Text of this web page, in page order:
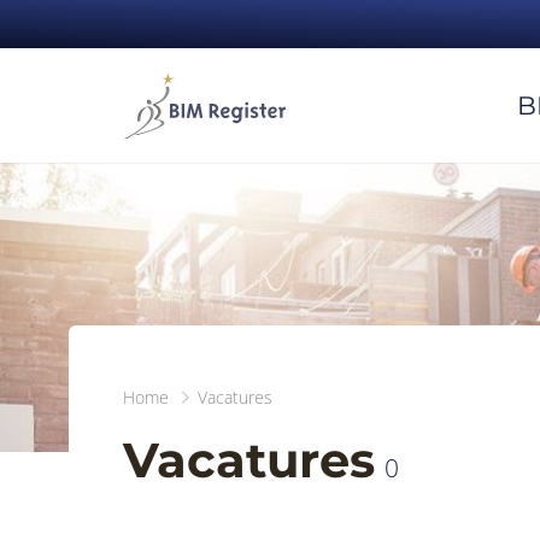
Home Vacatures
Vacatures 0